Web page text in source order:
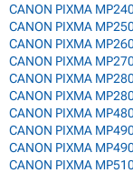
CANON PIXMA
CANON PIXMA
CANON PIXMA
CANON PIXMA
CANON PIXMA
CANON PIXMA
CANON PIXMA
CANON PIXMA
CANON PIXMA
CANON PIXMA